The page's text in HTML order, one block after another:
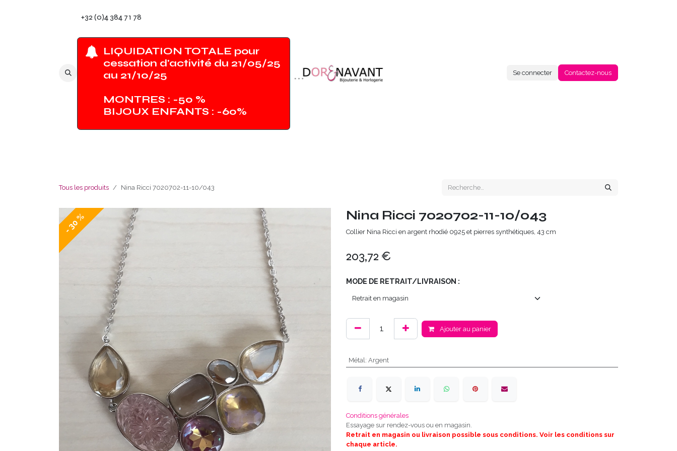
+32 (0)4 384 71 78
LIQUIDATION TOTALE pour
cessation d'activité du 21/05/25
au 21/10/25
MONTRES : -50 %
BIJOUX ENFANTS : -60%
Se connecter Contactez-nous
Tous les produits Nina Ricci 7020702-11-10/043
- 30 % Nina Ricci 7020702-11-10/043
Collier Nina Ricci en argent rhodié 0925 et pierres synthétiques, 43 cm
203,72 €
MODE DE RETRAIT/LIVRAISON :
Ajouter au panier
Métal: Argent
Conditions générales
Essayage sur rendez-vous ou en magasin.
Retrait en magasin ou livraison possible sous conditions. Voir les conditions sur
chaque article.